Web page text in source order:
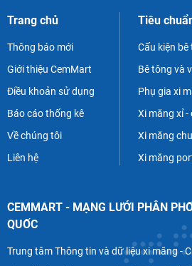
Trang chủ
Thông báo mới
Giới thiệu CemMart
Điều khoản sử dụng
Báo cáo thống kê
Về chúng tôi
Liên hệ
Tiêu
Cấu kiện
Bê tông và
Phụ gia xi
Xi măng xỉ -
Xi măng
Xi măng
CEMMART - MẠNG LƯỚI PHÂN
QUỐC
Trung tâm Thông tin và dữ liệu xi măng -